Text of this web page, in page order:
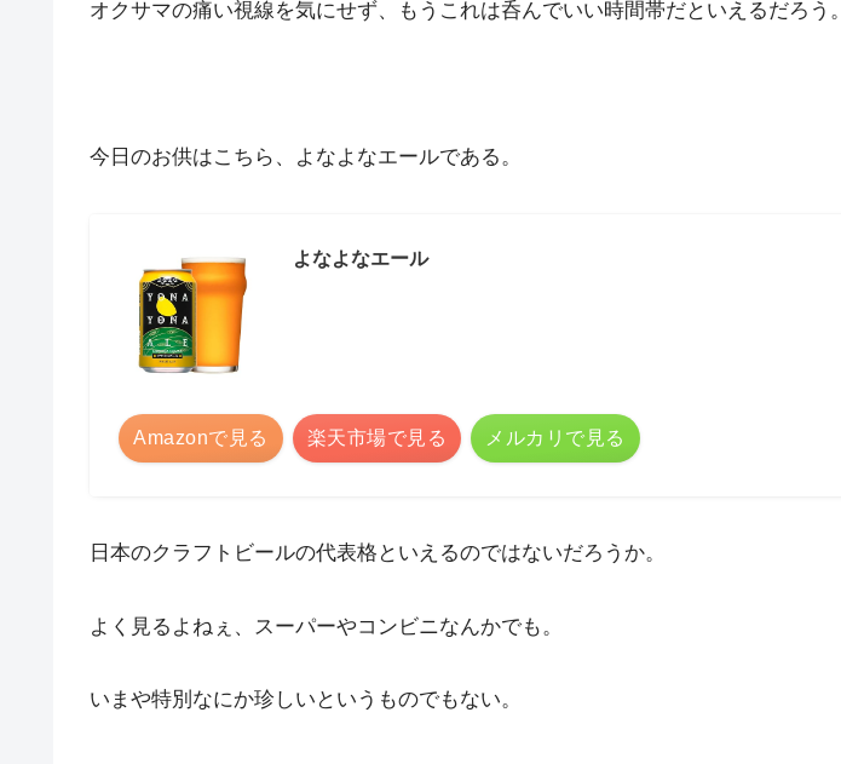
オクサマの痛い視線を気にせず、もうこれは呑んでいい時間帯だといえるだろう。
今日のお供はこちら、よなよなエールである。
よなよなエール
Amazonで見る 楽天市場で見る メルカリで見る
日本のクラフトビールの代表格といえるのではないだろうか。
よく見るよねぇ、スーパーやコンビニなんかでも。
いまや特別なにか珍しいというものでもない。